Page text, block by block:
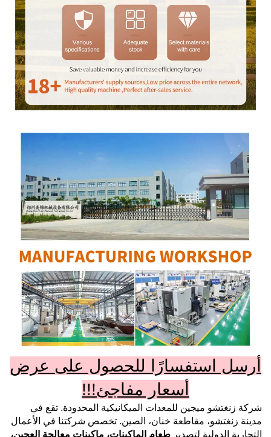
أرسل استفسارًا للحصول على عرض
أسعار مفاجئ!!!
شركة زنغتشو ميجين للمعدات الميكانيكية المحدودة. تقع في
مدينة زنغتشو، مقاطعة خنان، الصين. تخصص شركتنا في الأعمال
التجارية الدولية لتصدير طعام الماكينات، ماكينات معالجة العجين،